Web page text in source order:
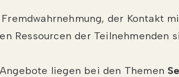
der Kontakt
Ressourcen der Teilnehmenden
liegen bei den Themen